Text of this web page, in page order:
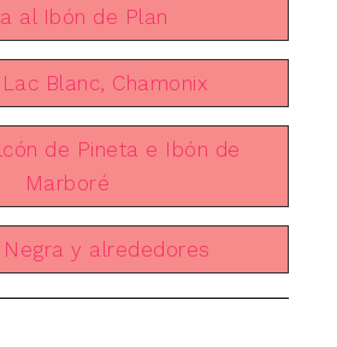
al Ibón de Plan
Blanc, Chamonix
de Pineta e Ibón de
Marboré
Negra y alrededores